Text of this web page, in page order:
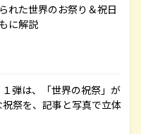
れた世界のお祭り＆祝日
に解説
１弾は、「世界の祝祭」が
祭を、記事と写真で立体